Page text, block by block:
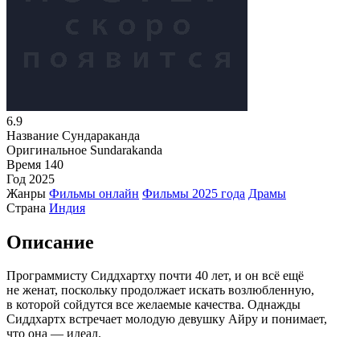
6.9
Название Сундараканда
Оригинальное Sundarakanda
Время 140
Год 2025
Жанры Фильмы онлайн Фильмы 2025 года Драмы
Страна Индия
Описание
Программисту Сиддхартху почти 40 лет, и он всё ещё
не женат, поскольку продолжает искать возлюбленную,
в которой сойдутся все желаемые качества. Однажды
Сиддхартх встречает молодую девушку Айру и понимает,
что она — идеал.